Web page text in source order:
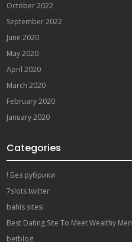
October 2022
September 2022
June 2020
May 2020
April 2020
March 2020
February 2020
January 2020
Categories
! Без рубрики
7slots twitter
bahis sitesi
Best Dating Site To Meet Wealthy Men
betblog